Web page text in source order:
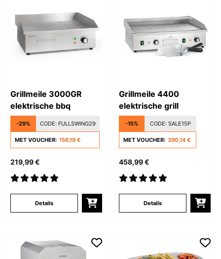
Grillmeile 3000GR
elektrische bbq
-29% CODE: FULLSWING29
MET VOUCHER: 156,19 €
219,99 €
Details
Grillmeile 4400
elektrische grill
-15% CODE: SALE15P
MET VOUCHER: 390,14 €
458,99 €
Details